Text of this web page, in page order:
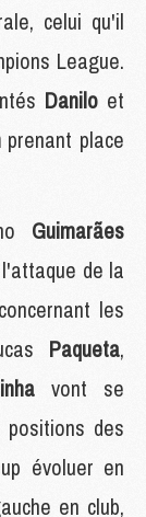
celui qu'il
League.
Danilo et
prenant place
Guimarães
de la
les
Paqueta,
vont se
des
évoluer en
en club,